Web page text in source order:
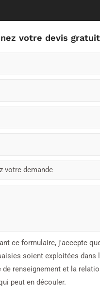
votre devis gratuit
ce formulaire, j'accepte
soient exploitées dans
de renseignement et la
peut en découler.​